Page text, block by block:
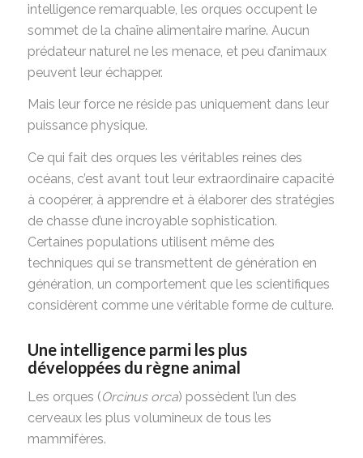
intelligence remarquable, les orques occupent le
sommet de la chaîne alimentaire marine. Aucun
prédateur naturel ne les menace, et peu d’animaux
peuvent leur échapper.
Mais leur force ne réside pas uniquement dans leur
puissance physique.
Ce qui fait des orques les véritables reines des
océans, c’est avant tout leur extraordinaire capacité
à coopérer, à apprendre et à élaborer des stratégies
de chasse d’une incroyable sophistication.
Certaines populations utilisent même des
techniques qui se transmettent de génération en
génération, un comportement que les scientifiques
considèrent comme une véritable forme de culture.
Une intelligence parmi les plus
développées du règne animal
Les orques (Orcinus orca) possèdent l’un des
cerveaux les plus volumineux de tous les
mammifères.